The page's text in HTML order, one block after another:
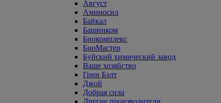
Август
Аминосил
Байкал
Башинком
Биокомплекс
БиоМастер
Буйский химический завод
Ваше хозяйство
Грин Бэлт
Джой
Добрая сила
Другие производители